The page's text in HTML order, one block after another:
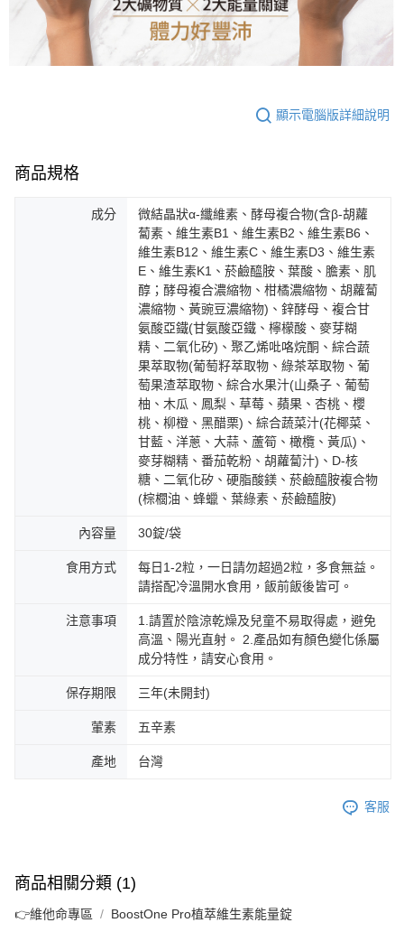
顯示電腦版詳細說明
商品規格
成分
微結晶狀α-纖維素、酵母複合物(含β-胡蘿
蔔素、維生素B1、維生素B2、維生素B6、
維生素B12、維生素C、維生素D3、維生素
E、維生素K1、菸鹼醯胺、葉酸、膽素、肌
醇；酵母複合濃縮物、柑橘濃縮物、胡蘿蔔
濃縮物、黃豌豆濃縮物)、鋅酵母、複合甘
氨酸亞鐵(甘氨酸亞鐵、檸檬酸、麥芽糊
精、二氧化矽)、聚乙烯吡咯烷酮、綜合蔬
果萃取物(葡萄籽萃取物、綠茶萃取物、葡
萄果渣萃取物、綜合水果汁(山桑子、葡萄
柚、木瓜、鳳梨、草莓、蘋果、杏桃、櫻
桃、柳橙、黑醋栗)、綜合蔬菜汁(花椰菜、
甘藍、洋蔥、大蒜、蘆筍、橄欖、黃瓜)、
麥芽糊精、番茄乾粉、胡蘿蔔汁)、D-核
糖、二氧化矽、硬脂酸鎂、菸鹼醯胺複合物
(棕櫚油、蜂蠟、葉綠素、菸鹼醯胺)
內容量 30錠/袋
食用方式
每日1-2粒，一日請勿超過2粒，多食無益。
請搭配冷溫開水食用，飯前飯後皆可。
注意事項
1.請置於陰涼乾燥及兒童不易取得處，避免
高溫、陽光直射。 2.產品如有顏色變化係屬
成分特性，請安心食用。
保存期限 三年(未開封)
葷素 五辛素
產地 台灣
客服
商品相關分類 (1)
👉維他命專區 BoostOne Pro植萃維生素能量錠